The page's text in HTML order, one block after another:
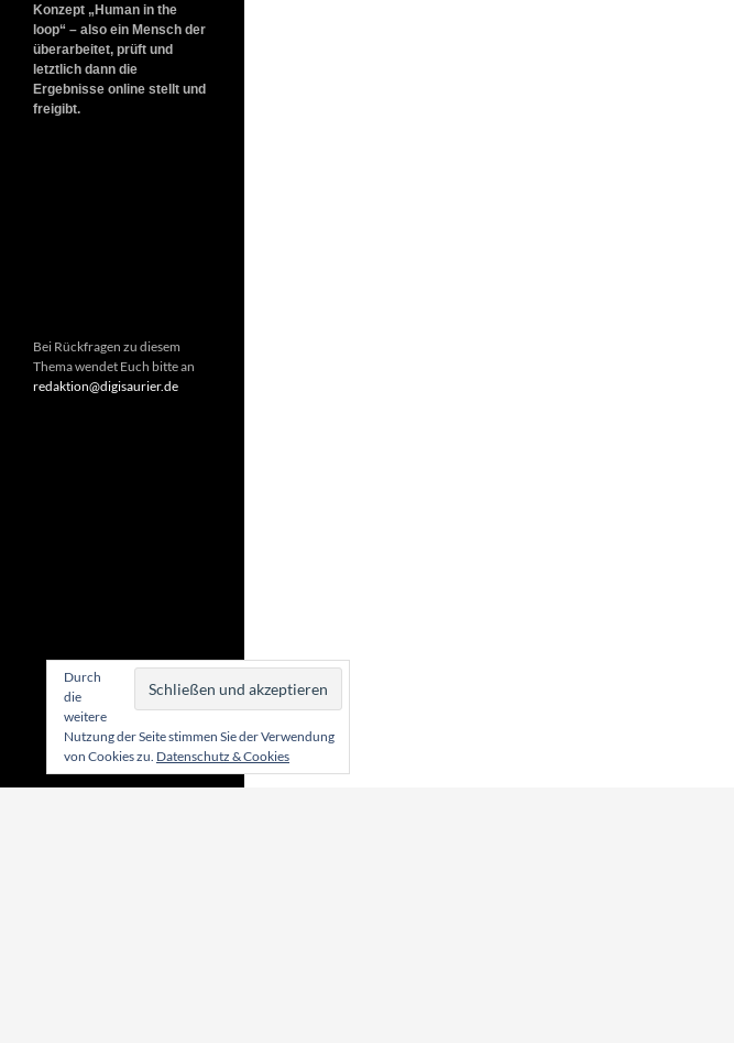
Konzept „Human in the
loop“ – also ein Mensch der
überarbeitet, prüft und
letztlich dann die
Ergebnisse online stellt und
freigibt.
Bei Rückfragen zu diesem
Thema wendet Euch bitte an
redaktion@digisaurier.de
Durch
die
weitere
Nutzung der Seite stimmen Sie der Verwendung
von Cookies zu. Datenschutz & Cookies